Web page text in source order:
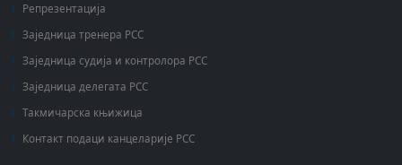
Репрезентација
Заједница тренера РСС
Заједница судија и контролора РСС
Заједница делегата РСС
Такмичарска књижица
Контакт подаци канцеларије РСС